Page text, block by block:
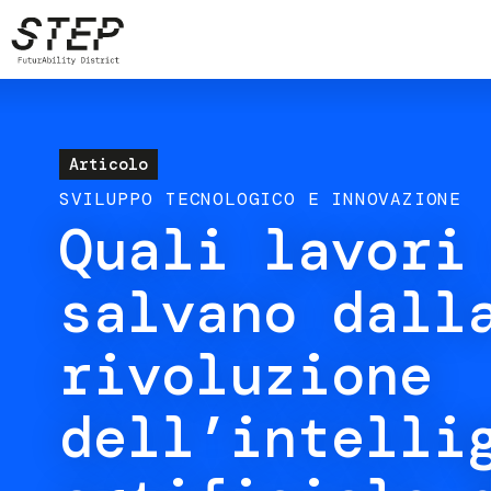
Salta
al
contenuto
Articolo
SVILUPPO TECNOLOGICO E INNOVAZIONE
Quali
salvano
rivoluzione